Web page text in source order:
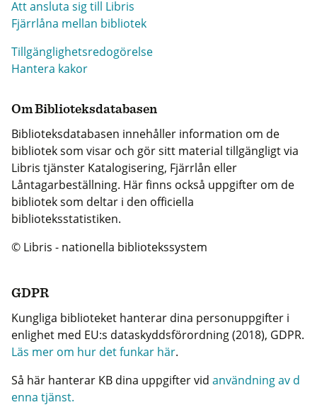
Att ansluta sig till Libris
Fjärrlåna mellan bibliotek
Tillgänglighetsredogörelse
Hantera kakor
Om Biblioteksdatabasen
Biblioteksdatabasen innehåller information om de
bibliotek som visar och gör sitt material tillgängligt via
Libris tjänster Katalogisering, Fjärrlån eller
Låntagarbeställning. Här finns också uppgifter om de
bibliotek som deltar i den officiella
biblioteksstatistiken.
© Libris - nationella bibliotekssystem
GDPR
Kungliga biblioteket hanterar dina personuppgifter i
enlighet med EU:s dataskyddsförordning (2018), GDPR.
Läs mer om hur det funkar här.
Så här hanterar KB dina uppgifter vid användning av d
enna tjänst.